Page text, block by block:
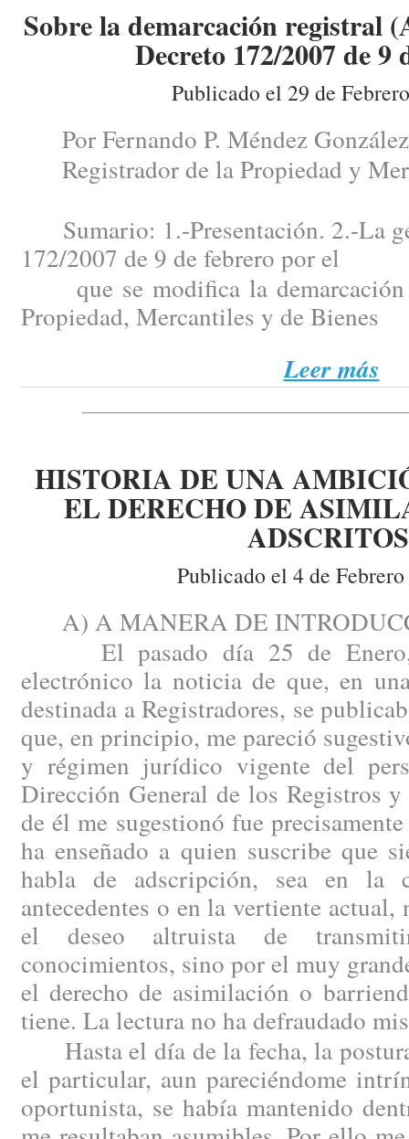
Sobre la demarcación registral
Decreto 172/2007 de 9
Publicado el 29 de
Por Fernando P. Méndez González
Registrador de la Propiedad y
Sumario: 1.-Presentación. 2.-La
172/2007 de 9 de febrero por el
que se modifica la demarcación
Propiedad, Mercantiles y de Bienes
Leer más
HISTORIA DE UNA
EL DERECHO DE
Publicado el 4 de
A) A MANERA DE
El pasado día 25 de Enero,
electrónico la noticia de que, en
destinada a Registradores, se
que, en principio, me pareció
y régimen jurídico vigente del
Dirección General de los Registros
de él me sugestionó fue
ha enseñado a quien suscribe que
habla de adscripción, sea en la
antecedentes o en la vertiente
el deseo altruista de
conocimientos, sino por el muy
el derecho de asimilación o
tiene. La lectura no ha defraudado
Hasta el día de la fecha, la
el particular, aun pareciéndome
oportunista, se había mantenido